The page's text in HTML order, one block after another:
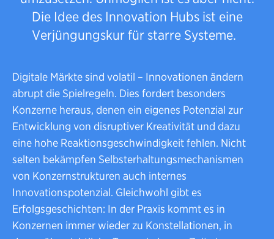
Die Idee des Innovation Hubs ist eine
Verjüngungskur für starre Systeme.
Digitale Märkte sind volatil – Innovationen ändern
abrupt die Spielregeln. Dies fordert besonders
Konzerne heraus, denen ein eigenes Potenzial zur
Entwicklung von disruptiver Kreativität und dazu
eine hohe Reaktionsgeschwindigkeit fehlen. Nicht
selten bekämpfen Selbsterhaltungsmechanismen
von Konzernstrukturen auch internes
Innovationspotenzial. Gleichwohl gibt es
Erfolgsgeschichten: In der Praxis kommt es in
Konzernen immer wieder zu Konstellationen, in